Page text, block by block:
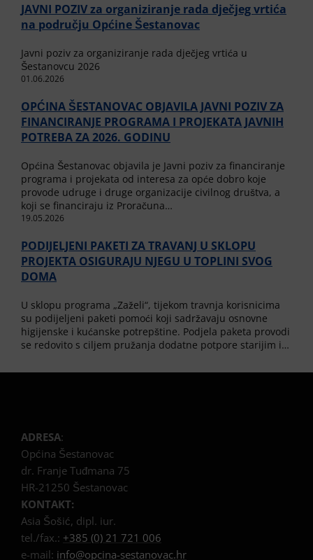
JAVNI POZIV za organiziranje rada dječjeg vrtića
na području Općine Šestanovac
Javni poziv za organiziranje rada dječjeg vrtića u
Šestanovcu 2026
01.06.2026
OPĆINA ŠESTANOVAC OBJAVILA JAVNI POZIV ZA
FINANCIRANJE PROGRAMA I PROJEKATA JAVNIH
POTREBA ZA 2026. GODINU
Općina Šestanovac objavila je Javni poziv za financiranje
programa i projekata od interesa za opće dobro koje
provode udruge i druge organizacije civilnog društva, a
koji se financiraju iz Proračuna…
19.05.2026
PODIJELJENI PAKETI ZA TRAVANJ U SKLOPU
PROJEKTA OSIGURAJU NJEGU U TOPLINI SVOG
DOMA
U sklopu programa „Zaželi“, tijekom travnja korisnicima
su podijeljeni paketi pomoći koji sadržavaju osnovne
higijenske i kućanske potrepštine. Podjela paketa provodi
se redovito s ciljem pružanja dodatne potpore starijim i…
ADRESA:
Općina Šestanovac
dr. Franje Tuđmana 75
HR-21250 Šestanovac
KONTAKT:
Asia Šošić, dipl. iur.
tel./fax.: +385 (0) 21 721 006
e-mail: info@opcina-sestanovac.hr